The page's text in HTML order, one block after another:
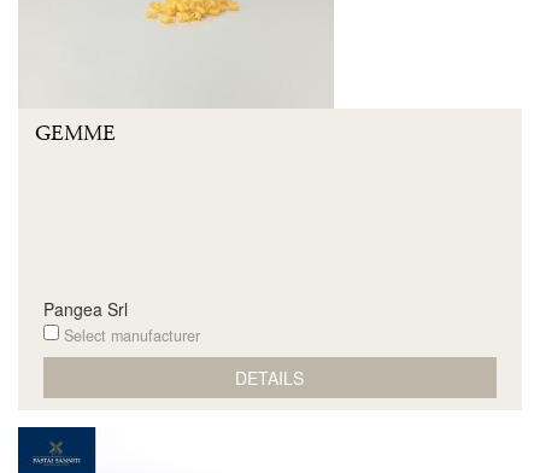
GEMME
Pangea Srl
Select manufacturer
DETAILS